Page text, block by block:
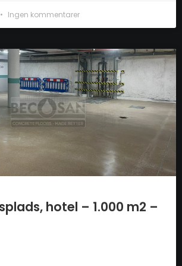
Ingen kommentarer
hotel – 1.000 m2 –